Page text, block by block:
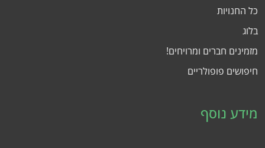
כל החנויות
בלוג
מזמינים חברים ומרויחים!
חיפושים פופולריים
מידע נוסף